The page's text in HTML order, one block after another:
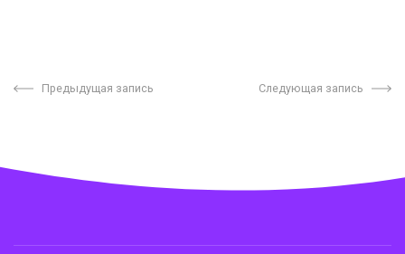
Предыдущая запись Следующая запись